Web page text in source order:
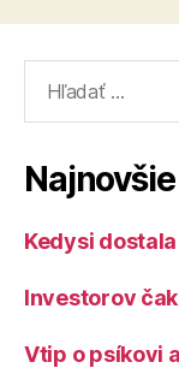
Kedysi
Investorov
Vtip o psíkovi